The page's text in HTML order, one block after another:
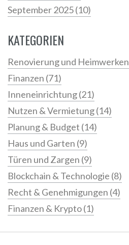
September 2025(10)
KATEGORIEN
Renovierung und Heimwerken
Finanzen (71)
Inneneinrichtung(21)
Nutzen & Vermietung(14)
Planung & Budget (14)
Haus und Garten (9)
Türen und Zargen (9)
Blockchain & Technologie (8)
Recht & Genehmigungen (4)
Finanzen & Krypto(1)